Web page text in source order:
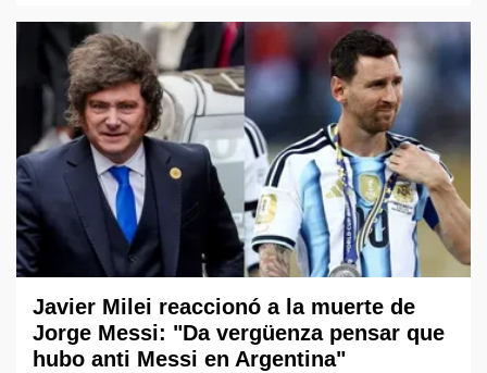
Javier Milei reaccionó a la muerte de
Jorge Messi: "Da vergüenza pensar que
hubo anti Messi en Argentina"